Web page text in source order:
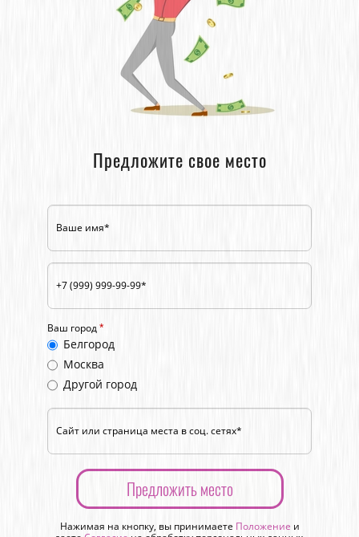
Предложите свое место
Ваш город*
Белгород
Москва
Другой город
Предложить место
Нажимая на кнопку, вы принимаете Положение и